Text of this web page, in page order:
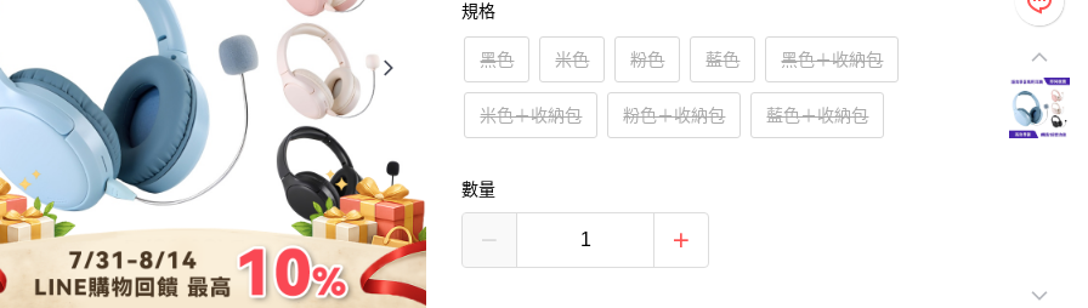
規格
黑色 米色 粉色 藍色 黑色＋收納包
米色＋收納包 粉色＋收納包 藍色＋收納包
數量